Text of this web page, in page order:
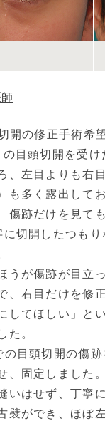
開の修正手術希
目頭切開を受け
、左目よりも右
も多く露出して
傷跡だけを見て
切開したつも
うが傷跡が目立
、右目だけを修
してほしい」と
た。
目頭切開の傷
、固定しました。
いはせず、丁寧
襞ができ、ほぼ